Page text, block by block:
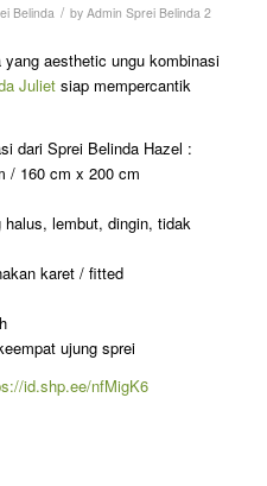
Belinda / by Admin Sprei Belinda 2
aesthetic ungu kombinasi
Julietsiap mempercantik
dari Sprei Belinda Hazel :
/ 160 cm x 200 cm
lembut, dingin, tidak
karet / fitted
ujung sprei
id.shp.ee/nfMigK6